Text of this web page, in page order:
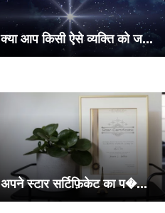
क्या आप किसी ऐसे व्यक्ति को ज...
अपने स्टार सर्टिफ़िकेट का प�...